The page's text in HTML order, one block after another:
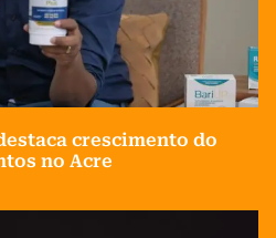
crescimento do
no Acre